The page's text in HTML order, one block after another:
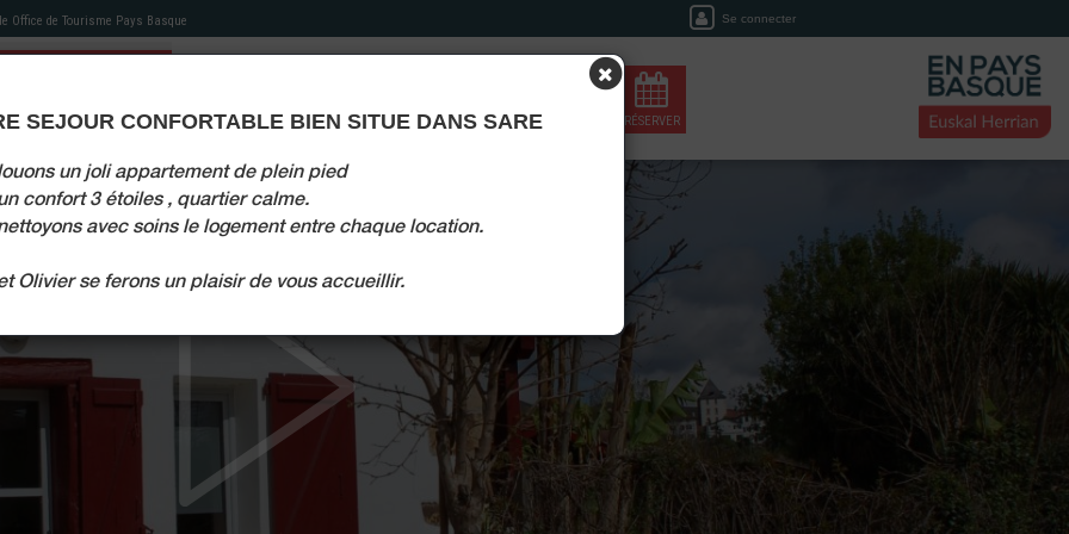
Office de Tourisme Pays Basque Se connecter
NOS ACTIVITÉS MES RECOMMANDATIONS AGENDA TOURISTIQUE MON LIVRET D'ACCUEIL RÉSERVER
SEJOUR CONFORTABLE BIEN SITUE DANS SARE
un joli appartement de plein pied
confort 3 étoiles , quartier calme.
avec soins le logement entre chaque location.
Olivier se ferons un plaisir de vous accueillir.